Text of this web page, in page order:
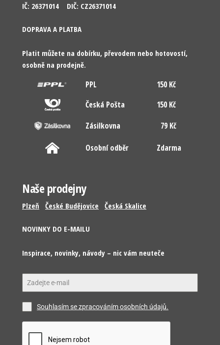
IČ: 26371014 DIČ: CZ26371014
DOPRAVA A PLATBA
Platit můžete na dobírku, převodem nebo hotovostí,
osobně na prodejně.
PPL
150 Kč
Česká Pošta
150 Kč
Zásilkovna
79 Kč
Osobní odběr Zdarma
Naše prodejny
Plzeň České Budějovice Česká Skalice
NOVINKY DO E-MAILU
Inspirace, novinky, návody – nic vám neuteče
Souhlasím se zpracováním osobních údajů.